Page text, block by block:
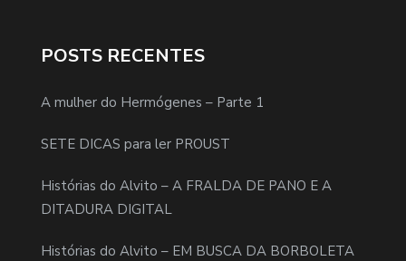
POSTS RECENTES
A mulher do Hermógenes – Parte 1
SETE DICAS para ler PROUST
Histórias do Alvito – A FRALDA DE PANO E A
DITADURA DIGITAL
Histórias do Alvito – EM BUSCA DA BORBOLETA